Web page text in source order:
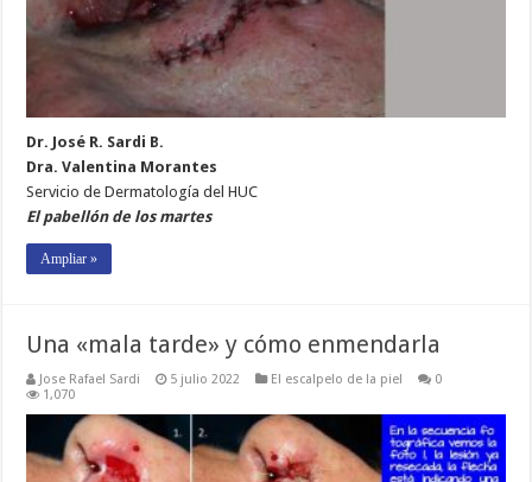
Dr. José R. Sardi B.
Dra. Valentina Morantes
Servicio de Dermatología del HUC
El pabellón de los martes
Ampliar »
Una «mala tarde» y cómo enmendarla
Jose Rafael Sardi 5 julio 2022 El escalpelo de la piel
0
1,070